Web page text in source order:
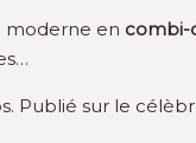
moderne en combi-
Publié sur le